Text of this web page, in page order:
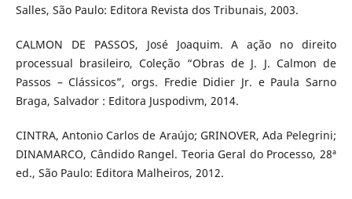
Salles, São Paulo: Editora Revista dos Tribunais, 2003.
CALMON DE PASSOS, José Joaquim. A ação no direito
processual brasileiro, Coleção “Obras de J. J. Calmon de
Passos – Clássicos”, orgs. Fredie Didier Jr. e Paula Sarno
Braga, Salvador : Editora Juspodivm, 2014.
CINTRA, Antonio Carlos de Araújo; GRINOVER, Ada Pelegrini;
DINAMARCO, Cândido Rangel. Teoria Geral do Processo, 28ª
ed., São Paulo: Editora Malheiros, 2012.